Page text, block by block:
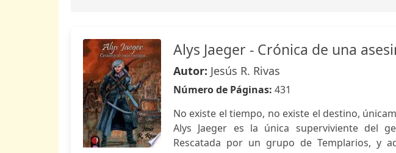
Alys Jaeger - Crónica de una
Autor: Jesús R. Rivas
Número de Páginas: 431
No existe el tiempo, no existe el destino,
Alys Jaeger es la única superviviente del
Rescatada por un grupo de Templarios, y